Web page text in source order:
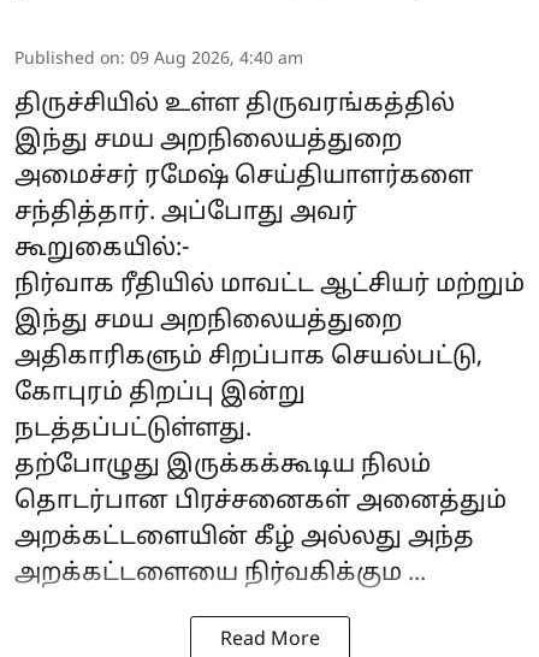
Published on: 09 Aug 2026, 4:40 am
திருச்சியில் உள்ள திருவரங்கத்தில்
இந்து சமய அறநிலையத்துறை
அமைச்சர் ரமேஷ் செய்தியாளர்களை
சந்தித்தார். அப்போது அவர்
கூறுகையில்:-
நிர்வாக ரீதியில் மாவட்ட ஆட்சியர் மற்றும்
இந்து சமய அறநிலையத்துறை
அதிகாரிகளும் சிறப்பாக செயல்பட்டு,
கோபுரம் திறப்பு இன்று
நடத்தப்பட்டுள்ளது.
தற்போழுது இருக்கக்கூடிய நிலம்
தொடர்பான பிரச்சனைகள் அனைத்தும்
அறக்கட்டளையின் கீழ் அல்லது அந்த
அறக்கட்டளையை நிர்வகிக்கும ...
Read More